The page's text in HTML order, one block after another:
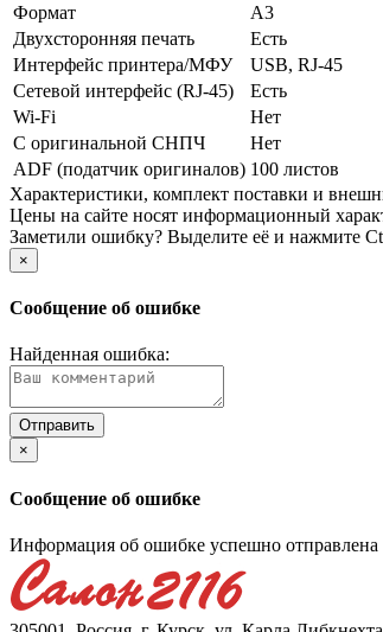
Формат
A3
Двухсторонняя печать
Есть
Интерфейс принтера/МФУ
USB, RJ-45
Сетевой интерфейс (RJ-45)
Есть
Wi-Fi
Нет
С оригинальной СНПЧ
Нет
ADF (податчик оригиналов) 100 листов
Xарактеристики, комплект поставки и
Цены на сайте носят информационный
Заметили ошибку? Выделите её и нажмите
×
Сообщение об ошибке
Найденная ошибка:
×
Сообщение об ошибке
Информация об ошибке успешно отправлена